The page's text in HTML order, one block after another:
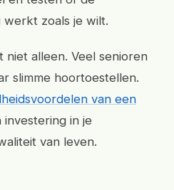
zoals je wilt.
niet alleen. Veel senioren
slimme hoortoestellen.
van een
investering in je
van leven.